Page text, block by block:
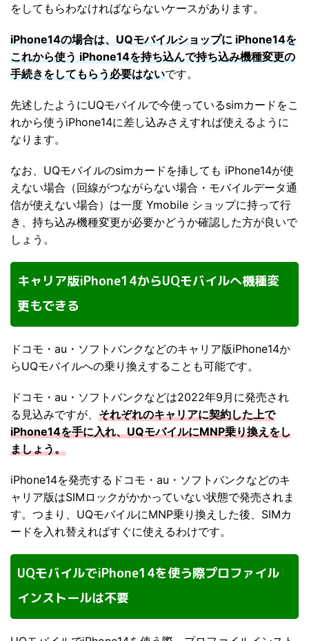
をしてもらわなければならないケースがあります。
iPhone14の場合は、UQモバイルショップに iPhone14を
これから使う iPhone14を持ち込んで持ち込み機種変更の
手続きをしてもらう必要はないです。
先述したようにUQモバイルで今使っているsimカードをこ
れから使うiPhone14に差し込みさえすれば使えるように
なります。
なお、UQモバイルのsimカードを挿しても iPhone14が使
えない場合（回線がつながらない場合・モバイルデータ通
信が使えない場合）は一度 Ymobile ショップに持って行
き、持ち込み機種変更が必要かどうか確認した方が良いで
しょう。
キャリア版iPhone14からUQモバイルへ機種変
更もできる
ドコモ・au・ソフトバンクなどのキャリア版iPhone14か
らUQモバイルへの乗り換えすることも可能です。
ドコモ・au・ソフトバンクなどは2022年9月に発売され
る見込みですが、 それぞれのキャリアに契約した上で
iPhone14を手に入れ、UQモバイルにMNP乗り換えをし
ましょう。
iPhone14を発売するドコモ・au・ソフトバンクなどのキ
ャリア版はSIMロックがかかっていない状態で発売されま
す。つまり、UQモバイルにMNP乗り換えした後、SIMカ
ードを入れ替えればすぐに使えるわけです。
UQモバイルでiPhone14を使う際プロファイル
インストールは不要